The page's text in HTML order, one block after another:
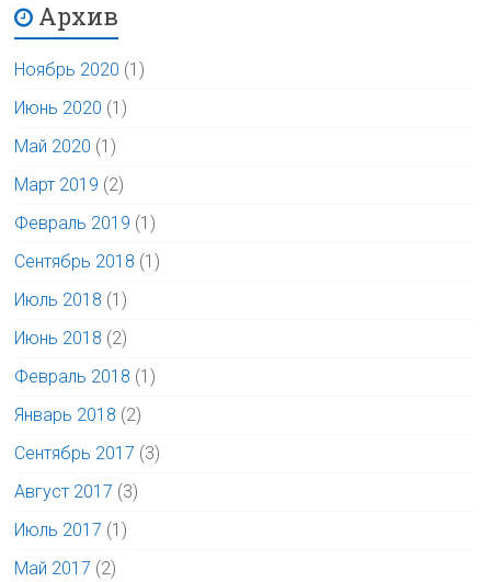
Архив
Ноябрь 2020 (1)
Июнь 2020 (1)
Май 2020 (1)
Март 2019 (2)
Февраль 2019 (1)
Сентябрь 2018 (1)
Июль 2018 (1)
Июнь 2018 (2)
Февраль 2018 (1)
Январь 2018 (2)
Сентябрь 2017 (3)
Август 2017 (3)
Июль 2017 (1)
Май 2017 (2)